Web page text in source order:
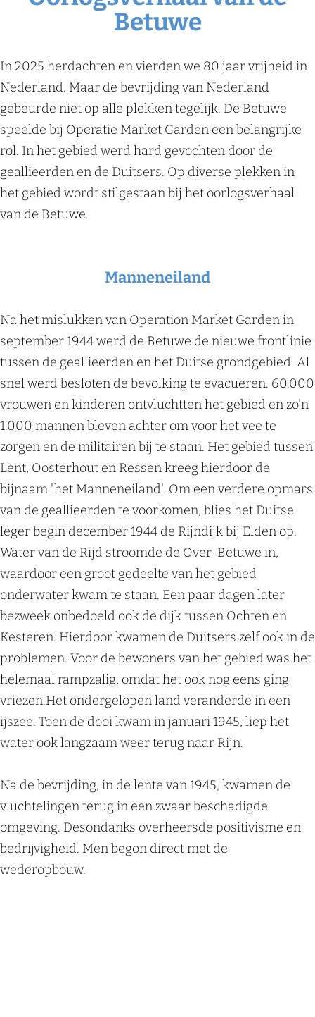
Betuwe
In 2025 herdachten en vierden we 80 jaar vrijheid in
Nederland. Maar de bevrijding van Nederland
gebeurde niet op alle plekken tegelijk. De Betuwe
speelde bij Operatie Market Garden een belangrijke
rol. In het gebied werd hard gevochten door de
geallieerden en de Duitsers. Op diverse plekken in
het gebied wordt stilgestaan bij het oorlogsverhaal
van de Betuwe.
Manneneiland
Na het mislukken van Operation Market Garden in
september 1944 werd de Betuwe de nieuwe frontlinie
tussen de geallieerden en het Duitse grondgebied. Al
snel werd besloten de bevolking te evacueren. 60.000
vrouwen en kinderen ontvluchtten het gebied en zo'n
1.000 mannen bleven achter om voor het vee te
zorgen en de militairen bij te staan. Het gebied tussen
Lent, Oosterhout en Ressen kreeg hierdoor de
bijnaam 'het Manneneiland'. Om een verdere opmars
van de geallieerden te voorkomen, blies het Duitse
leger begin december 1944 de Rijndijk bij Elden op.
Water van de Rijd stroomde de Over-Betuwe in,
waardoor een groot gedeelte van het gebied
onderwater kwam te staan. Een paar dagen later
bezweek onbedoeld ook de dijk tussen Ochten en
Kesteren. Hierdoor kwamen de Duitsers zelf ook in de
problemen. Voor de bewoners van het gebied was het
helemaal rampzalig, omdat het ook nog eens ging
vriezen.Het ondergelopen land veranderde in een
ijszee. Toen de dooi kwam in januari 1945, liep het
water ook langzaam weer terug naar Rijn.
Na de bevrijding, in de lente van 1945, kwamen de
vluchtelingen terug in een zwaar beschadigde
omgeving. Desondanks overheersde positivisme en
bedrijvigheid. Men begon direct met de
wederopbouw.